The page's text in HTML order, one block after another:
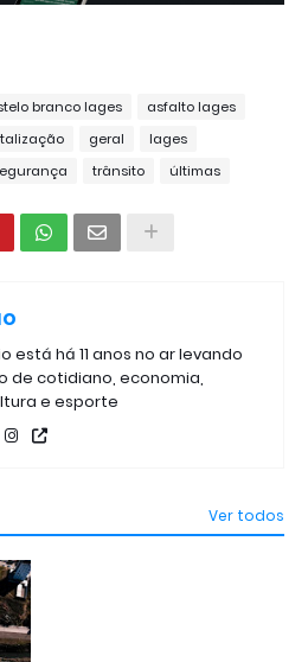
branco lages
asfalto lages
geral
lages
trânsito últimas
está há 11 anos no ar levando
de cotidiano, economia,
e esporte
Ver todos